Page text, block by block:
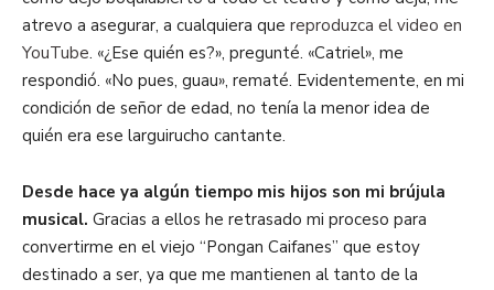
atrevo a asegurar, a cualquiera que reproduzca el video en
YouTube. «¿Ese quién es?», pregunté. «Catriel», me
respondió. «No pues, guau», rematé. Evidentemente, en mi
condición de señor de edad, no tenía la menor idea de
quién era ese larguirucho cantante.
Desde hace ya algún tiempo mis hijos son mi brújula
musical. Gracias a ellos he retrasado mi proceso para
convertirme en el viejo “Pongan Caifanes” que estoy
destinado a ser, ya que me mantienen al tanto de la